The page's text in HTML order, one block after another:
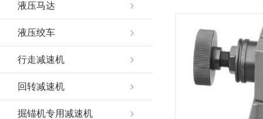
液压马达
液压绞车
行走减速机
回转减速机
掘锚机专用减速机